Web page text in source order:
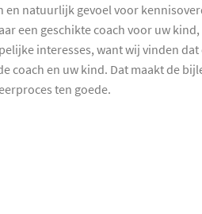
en natuurlijk gevoel voor
een geschikte coach voor uw
interesses, want wij vinden dat
coach en uw kind. Dat maakt de
ten goede.